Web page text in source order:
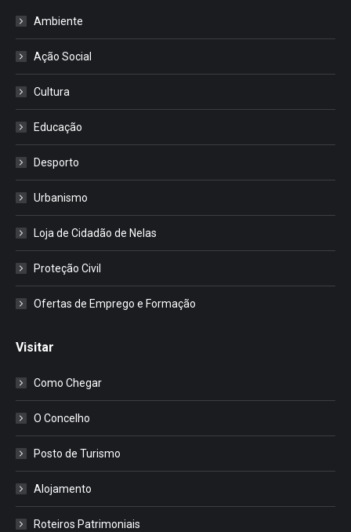
Ambiente
Ação Social
Cultura
Educação
Desporto
Urbanismo
Loja de Cidadão de Nelas
Proteção Civil
Ofertas de Emprego e Formação
Visitar
Como Chegar
O Concelho
Posto de Turismo
Alojamento
Roteiros Patrimoniais